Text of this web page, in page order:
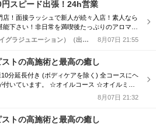
円スピード出張！24h営業
！面接ラッシュで新人が続々入店！素人なら
下さい！非日常を満喫後たっぷりのアロマオ
・120分￥15000 □■□■□■□■□■□■□■□■□■
ラジュエーション）（出張） 8月07日 21:55
トの高施術と最高の癒し
分延長付き (ボディケアを除く) 全コースにヘ
付いています。 ☆オイルコース ☆オイルミッ
¥19,000 180分 ￥24,000→¥23,000 ☆ボディケアマッサージコース 90分 ￥11,0...
8月07日 21:32
トの高施術と最高の癒し